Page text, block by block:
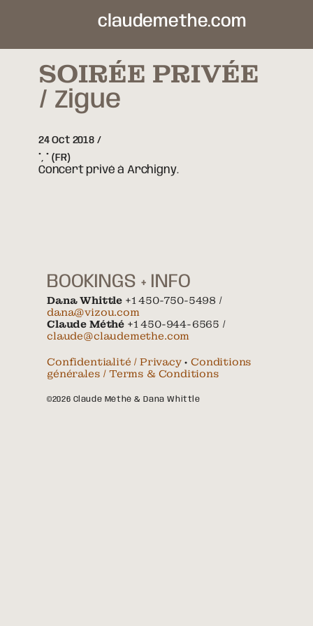
claudemethe.com
SOIRÉE PRIVÉE
Zigue
24 Oct 2018
*,* (FR)
Concert privé à Archigny.
BOOKINGS + INFO
Dana Whittle +1 450-750-5498 /
dana@vizou.com
Claude Méthé +1 450-944-6565 /
claude@claudemethe.com
Confidentialité / Privacy•Conditions
générales / Terms & Conditions
©2026 Claude Méthé & Dana Whittle